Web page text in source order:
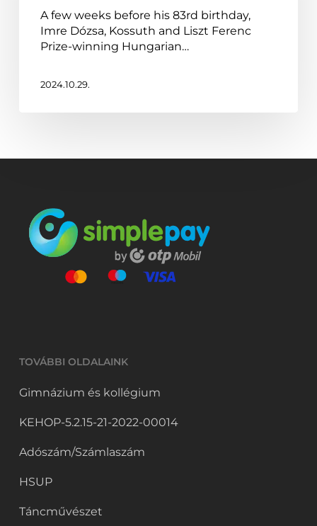
culture
Imre
Dózsa
passes
A few weeks before his 83rd birthday,
Imre Dózsa, Kossuth and Liszt Ferenc
Prize-winning Hungarian…
2024.10.29.
TOVÁBBI OLDALAINK
Gimnázium és kollégium
KEHOP-5.2.15-21-2022-00014
Adószám/Számlaszám
HSUP
Táncművészet